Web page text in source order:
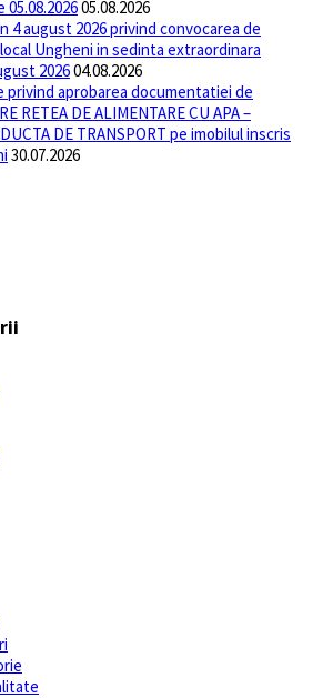
05.08.2026
4 august 2026 privind convocarea de
Ungheni in sedinta extraordinara
202604.08.2026
privind aprobarea documentatiei de
RETEA DE ALIMENTARE CU APA –
DE TRANSPORT pe imobilul inscris
30.07.2026